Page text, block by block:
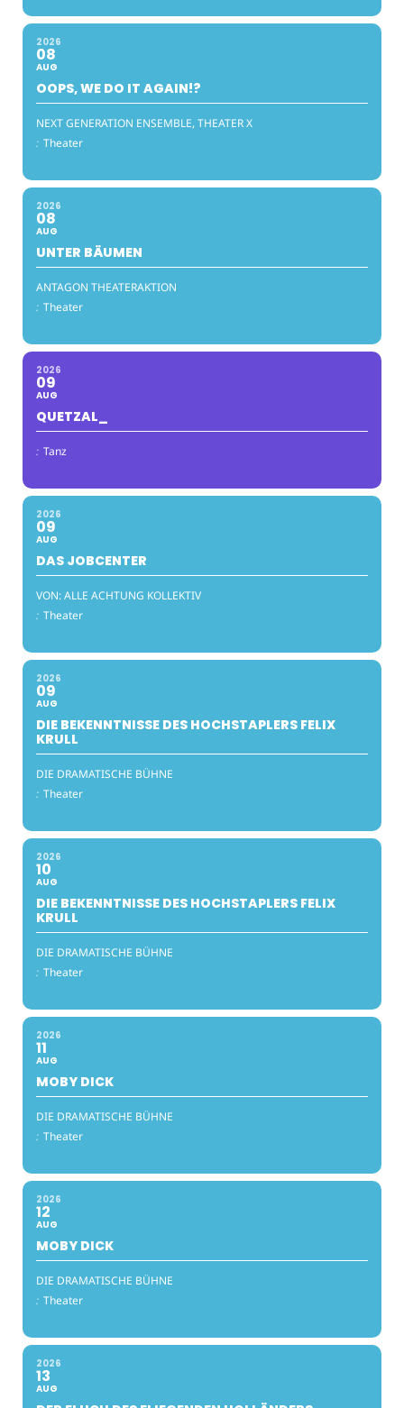
2026
08
AUG
OOPS, WE DO IT AGAIN!?
NEXT GENERATION ENSEMBLE, THEATER X
: Theater
2026
08
AUG
UNTER BÄUMEN
ANTAGON THEATERAKTION
: Theater
2026
09
AUG
QUETZAL_
: Tanz
2026
09
AUG
DAS JOBCENTER
VON: ALLE ACHTUNG KOLLEKTIV
: Theater
2026
09
AUG
DIE BEKENNTNISSE DES HOCHSTAPLERS FELIX
KRULL
DIE DRAMATISCHE BÜHNE
: Theater
2026
10
AUG
DIE BEKENNTNISSE DES HOCHSTAPLERS FELIX
KRULL
DIE DRAMATISCHE BÜHNE
: Theater
2026
11
AUG
MOBY DICK
DIE DRAMATISCHE BÜHNE
: Theater
2026
12
AUG
MOBY DICK
DIE DRAMATISCHE BÜHNE
: Theater
2026
13
AUG